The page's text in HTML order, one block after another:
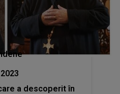
a descoperit în